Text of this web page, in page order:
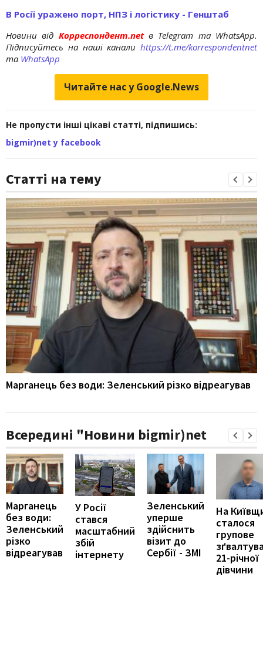
В Росії уражено порт, НПЗ і логістику - Генштаб
Новини від Корреспондент.netв Telegram та WhatsApp.
Підписуйтесь на наші канали https://t.me/korrespondentnet
та WhatsApp
Читайте нас у Google.News
Не пропусти інші цікаві статті, підпишись:
bigmir)net у facebook
Статті на тему
Марганець без води: Зеленський різко відреагував
Всередині "Новини bigmir)net
Марганець
без води:
Зеленський
різко
відреагував
У Росії
стався
масштабний
збій
інтернету
Зеленський
уперше
здійснить
візит до
Сербії - ЗМІ
На
сталося
групове
21-річної
дівчини